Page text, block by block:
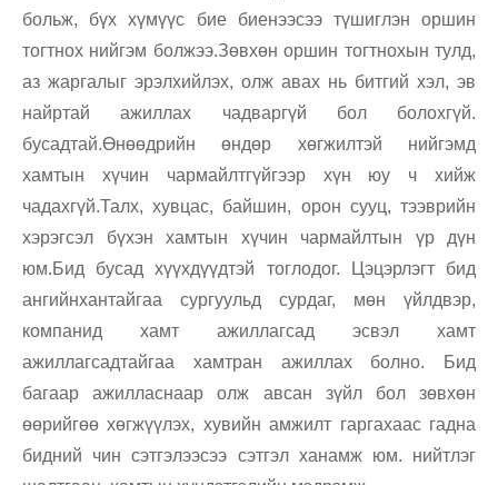
больж, бүх хүмүүс бие биенээсээ түшиглэн оршин
тогтнох нийгэм болжээ.Зөвхөн оршин тогтнохын тулд,
аз жаргалыг эрэлхийлэх, олж авах нь битгий хэл, эв
найртай ажиллах чадваргүй бол болохгүй.
бусадтай.Өнөөдрийн өндөр хөгжилтэй нийгэмд
хамтын хүчин чармайлтгүйгээр хүн юу ч хийж
чадахгүй.Талх, хувцас, байшин, орон сууц, тээврийн
хэрэгсэл бүхэн хамтын хүчин чармайлтын үр дүн
юм.Бид бусад хүүхдүүдтэй тоглодог. Цэцэрлэгт бид
ангийнхантайгаа сургуульд сурдаг, мөн үйлдвэр,
компанид хамт ажиллагсад эсвэл хамт
ажиллагсадтайгаа хамтран ажиллах болно. Бид
багаар ажилласнаар олж авсан зүйл бол зөвхөн
өөрийгөө хөгжүүлэх, хувийн амжилт гаргахаас гадна
бидний чин сэтгэлээсээ сэтгэл ханамж юм. нийтлэг